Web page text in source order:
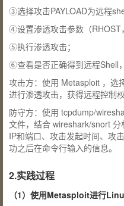
③选择攻击PAYLOAD为远程
④设置渗透攻击参数（RHOST
⑤执行渗透攻击；
⑥查看是否正确得到远程Shell
攻击方：使用 Metasploit ，选
进行渗透攻击，获得远程控制
防守方：使用 tcpdump/
文件，结合 wireshark/snort
IP和端口、攻击发起时间、攻
功之后在命令行输入的信息。
2.实践过程
（1）使用Metasploit进行